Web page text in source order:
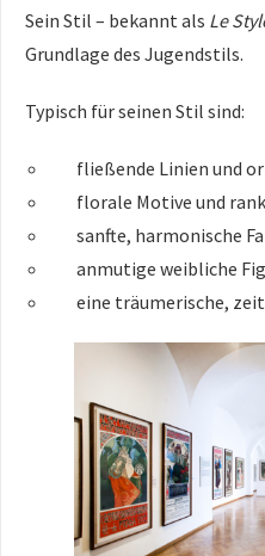
Sein Stil – bekannt als Le
Grundlage des Jugendstils.
Typisch für seinen Stil sind:
fließende Linien und
florale Motive und
sanfte, harmonische
anmutige weibliche
eine träumerische,